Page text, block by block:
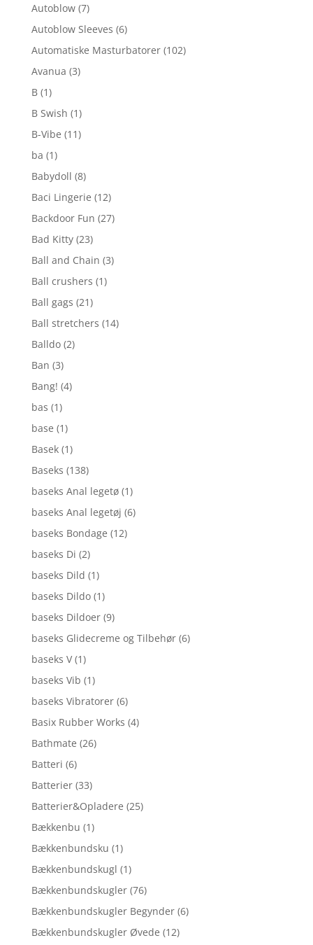
Autoblow (7)
Autoblow Sleeves (6)
Automatiske Masturbatorer (102)
Avanua (3)
B (1)
B Swish (1)
B-Vibe (11)
ba (1)
Babydoll (8)
Baci Lingerie (12)
Backdoor Fun (27)
Bad Kitty (23)
Ball and Chain (3)
Ball crushers (1)
Ball gags (21)
Ball stretchers (14)
Balldo (2)
Ban (3)
Bang! (4)
bas (1)
base (1)
Basek (1)
Baseks (138)
baseks Anal legetø (1)
baseks Anal legetøj (6)
baseks Bondage (12)
baseks Di (2)
baseks Dild (1)
baseks Dildo (1)
baseks Dildoer (9)
baseks Glidecreme og Tilbehør (6)
baseks V (1)
baseks Vib (1)
baseks Vibratorer (6)
Basix Rubber Works (4)
Bathmate (26)
Batteri (6)
Batterier (33)
Batterier&Opladere (25)
Bækkenbu (1)
Bækkenbundsku (1)
Bækkenbundskugl (1)
Bækkenbundskugler (76)
Bækkenbundskugler Begynder (6)
Bækkenbundskugler Øvede (12)